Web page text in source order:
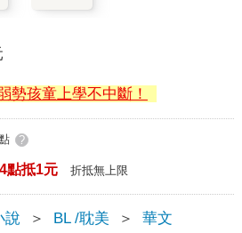
勢孩童上學不中斷！
?
點抵1元 折抵無上限
說 ＞ BL /耽美 ＞ 華文